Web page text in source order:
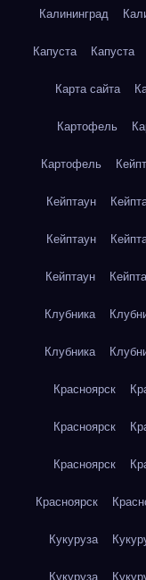
Калининград
Капуста Капуста
Карта сайта
Картофель
Картофель
Кейптаун
Кейптаун
Кейптаун
Клубника
Клубника
Красноярск
Красноярск
Красноярск
Красноярск
Кукуруза
Кукуруза